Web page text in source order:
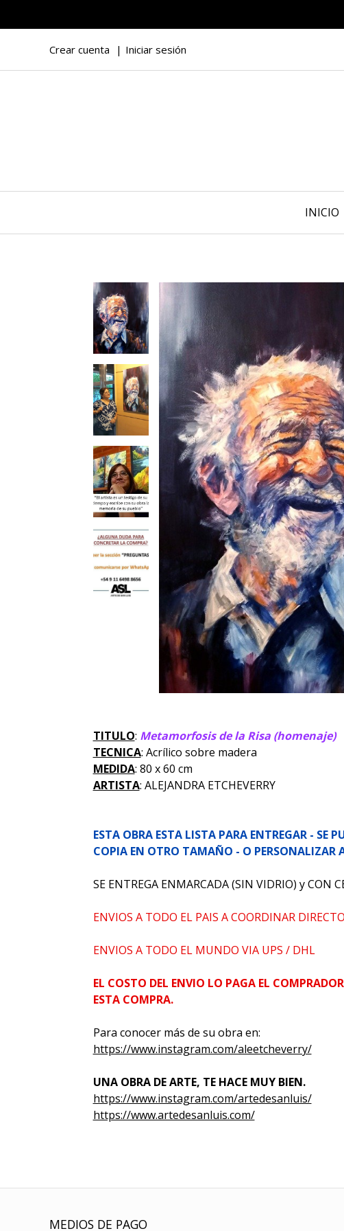
Crear cuenta Iniciar sesión
INICIO
TITULO: Metamorfosis de la Risa (homenaje)
TECNICA: Acrílico sobre madera
MEDIDA: 80 x 60 cm
ARTISTA: ALEJANDRA ETCHEVERRY
ESTA OBRA ESTA LISTA PARA ENTREGAR - SE
COPIA EN OTRO TAMAÑO - O PERSONALIZAR
SE ENTREGA ENMARCADA (SIN VIDRIO) y CON
ENVIOS A TODO EL PAIS A COORDINAR
ENVIOS A TODO EL MUNDO VIA UPS / DHL
EL COSTO DEL ENVIO LO PAGA EL
ESTA COMPRA.
Para conocer más de su obra en:
https://www.instagram.com/aleetcheverry/
UNA OBRA DE ARTE, TE HACE MUY BIEN.
https://www.instagram.com/artedesanluis/
https://www.artedesanluis.com/
MEDIOS DE PAGO